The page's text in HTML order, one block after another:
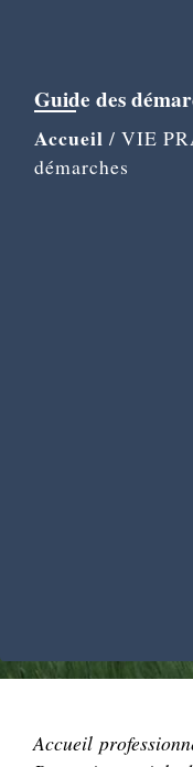
Guide des
Accueil / VIE
démarches
Accueil